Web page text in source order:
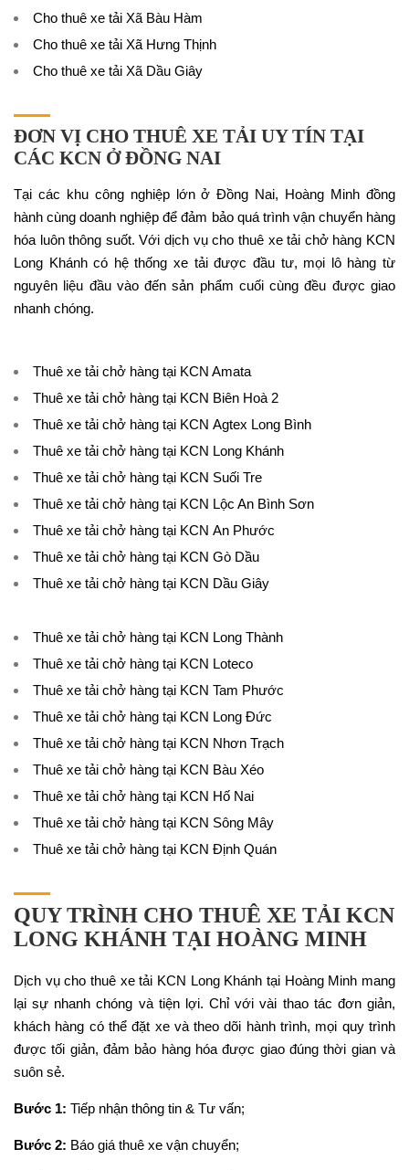
Cho thuê xe tải Xã Bàu Hàm
Cho thuê xe tải Xã Hưng Thịnh
Cho thuê xe tải Xã Dầu Giây
ĐƠN VỊ CHO THUÊ XE TẢI UY TÍN TẠI
CÁC KCN Ở ĐỒNG NAI
Tại các khu công nghiệp lớn ở Đồng Nai, Hoàng Minh đồng
hành cùng doanh nghiệp để đảm bảo quá trình vận chuyển hàng
hóa luôn thông suốt. Với dịch vụ cho thuê xe tải chở hàng KCN
Long Khánh có hệ thống xe tải được đầu tư, mọi lô hàng từ
nguyên liệu đầu vào đến sản phẩm cuối cùng đều được giao
nhanh chóng.
Thuê xe tải chở hàng tại KCN Amata
Thuê xe tải chở hàng tại KCN Biên Hoà 2
Thuê xe tải chở hàng tại KCN Agtex Long Bình
Thuê xe tải chở hàng tại KCN Long Khánh
Thuê xe tải chở hàng tại KCN Suối Tre
Thuê xe tải chở hàng tại KCN Lộc An Bình Sơn
Thuê xe tải chở hàng tại KCN An Phước
Thuê xe tải chở hàng tại KCN Gò Dầu
Thuê xe tải chở hàng tại KCN Dầu Giây
Thuê xe tải chở hàng tại KCN Long Thành
Thuê xe tải chở hàng tại KCN Loteco
Thuê xe tải chở hàng tại KCN Tam Phước
Thuê xe tải chở hàng tại KCN Long Đức
Thuê xe tải chở hàng tại KCN Nhơn Trạch
Thuê xe tải chở hàng tại KCN Bàu Xéo
Thuê xe tải chở hàng tại KCN Hố Nai
Thuê xe tải chở hàng tại KCN Sông Mây
Thuê xe tải chở hàng tại KCN Định Quán
QUY TRÌNH CHO THUÊ XE TẢI KCN
LONG KHÁNH TẠI HOÀNG MINH
Dịch vụ cho thuê xe tải KCN Long Khánh tại Hoàng Minh mang
lại sự nhanh chóng và tiện lợi. Chỉ với vài thao tác đơn giản,
khách hàng có thể đặt xe và theo dõi hành trình, mọi quy trình
được tối giản, đảm bảo hàng hóa được giao đúng thời gian và
suôn sẻ.
Bước 1: Tiếp nhận thông tin & Tư vấn;
Bước 2: Báo giá thuê xe vận chuyển;